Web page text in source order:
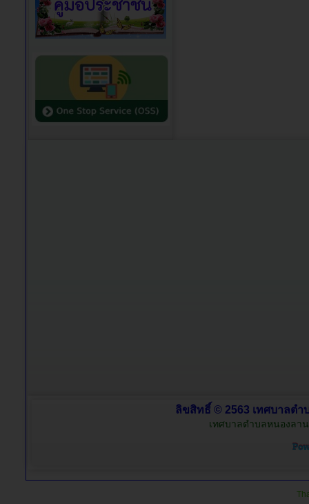
ลิขสิทธิ์ © 2563 เทศบาลต
เทศบาลตำบลหนองลา